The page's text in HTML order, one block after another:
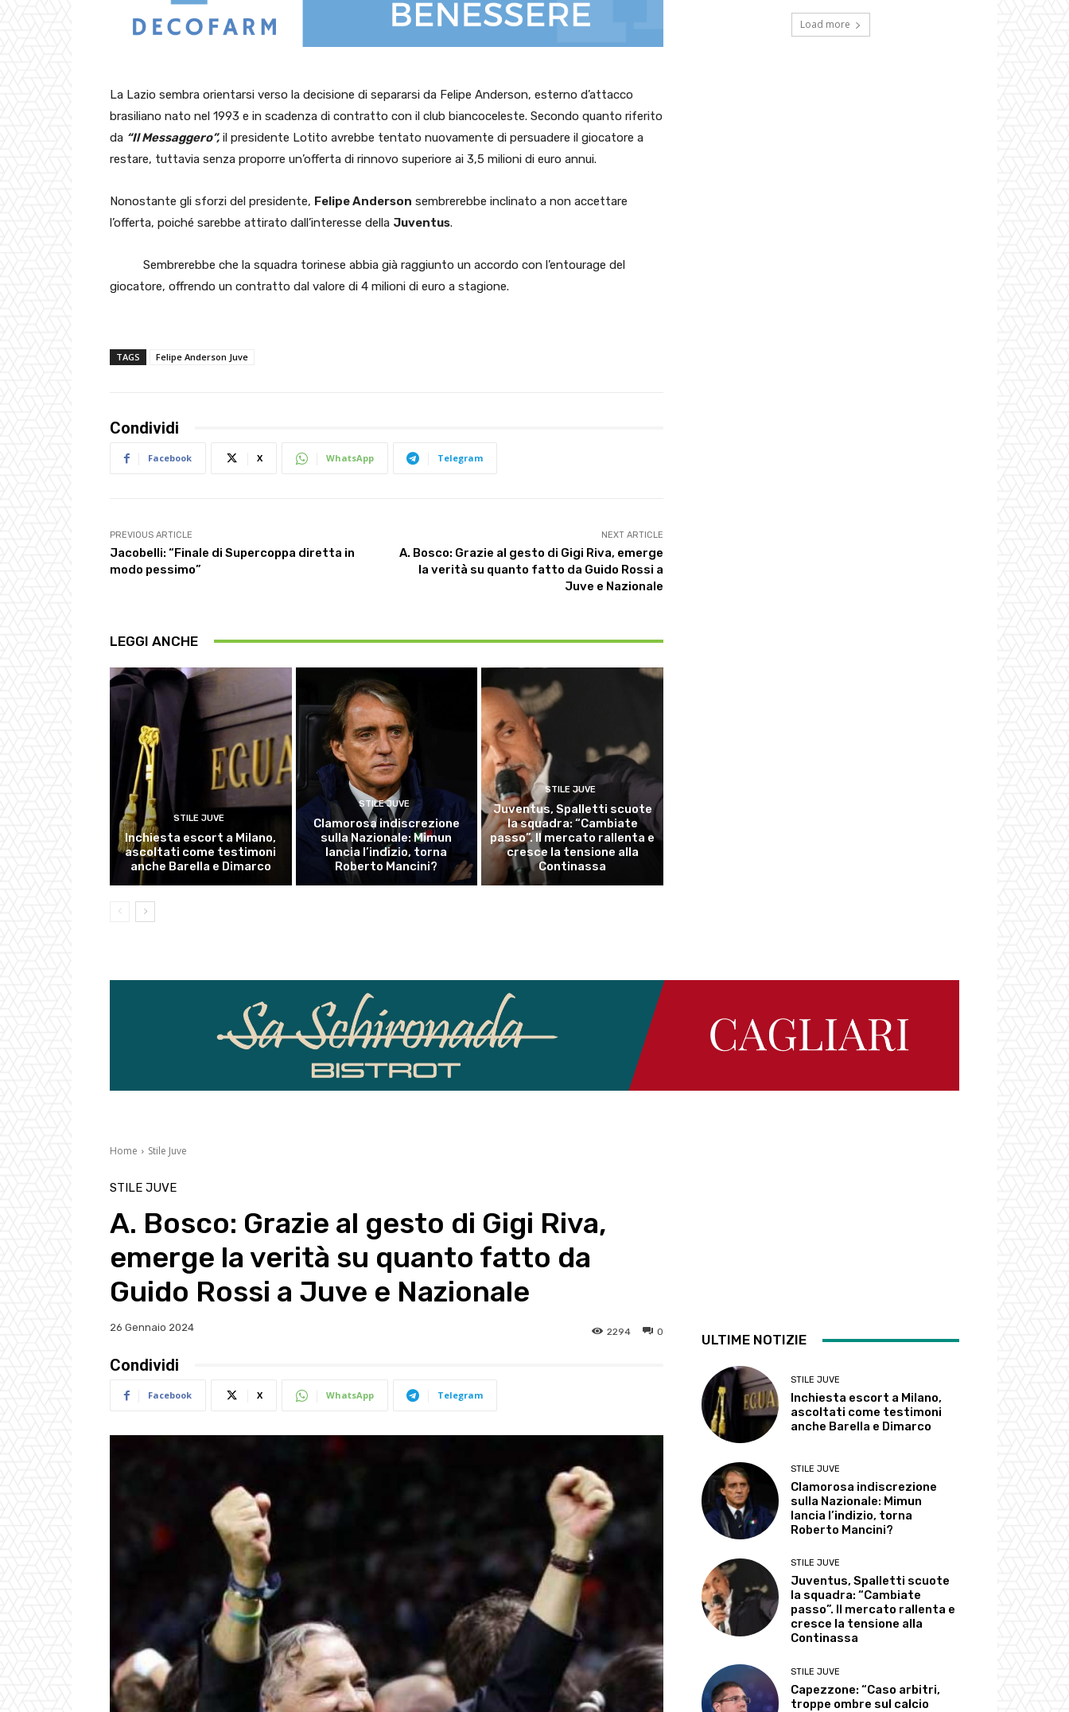
La Lazio sembra orientarsi verso la decisione di separarsi da Felipe Anderson, esterno d’attacco
brasiliano nato nel 1993 e in scadenza di contratto con il club biancoceleste. Secondo quanto riferito
da “Il Messaggero”, il presidente Lotito avrebbe tentato nuovamente di persuadere il giocatore a
restare, tuttavia senza proporre un’offerta di rinnovo superiore ai 3,5 milioni di euro annui.
Nonostante gli sforzi del presidente, Felipe Anderson sembrerebbe inclinato a non accettare
l’offerta, poiché sarebbe attirato dall’interesse della Juventus.
Sembrerebbe che la squadra torinese abbia già raggiunto un accordo con l’entourage del
giocatore, offrendo un contratto dal valore di 4 milioni di euro a stagione.
TAGS Felipe Anderson Juve
Condividi
Facebook X WhatsApp Telegram
PREVIOUS ARTICLE
Jacobelli: “Finale di Supercoppa diretta in
modo pessimo”
NEXT ARTICLE
A. Bosco: Grazie al gesto di Gigi Riva, emerge
la verità su quanto fatto da Guido Rossi a
Juve e Nazionale
LEGGI ANCHE
STILE JUVE
Inchiesta escort a Milano,
ascoltati come testimoni
anche Barella e Dimarco
STILE JUVE
Clamorosa indiscrezione
sulla Nazionale: Mimun
lancia l’indizio, torna
Roberto Mancini?
STILE JUVE
Juventus, Spalletti scuote
la squadra: “Cambiate
passo”. Il mercato rallenta e
cresce la tensione alla
Continassa
Load more